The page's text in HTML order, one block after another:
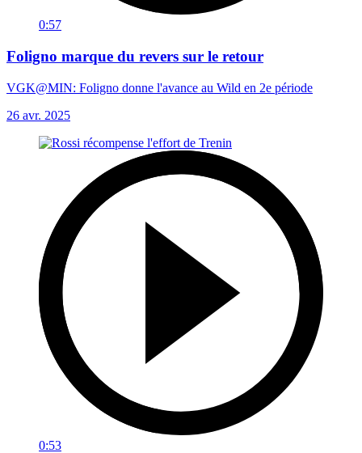
0:57
Foligno marque du revers sur le retour
VGK@MIN: Foligno donne l'avance au Wild en 2e période
26 avr. 2025
0:53